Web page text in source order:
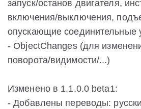
запуск/останов двигателя,
включения/выключения,
опускающие соединительные
- ObjectChanges (для
поворота/видимости/...)
Изменено в 1.1.0.0 beta1:
- Добавлены переводы: